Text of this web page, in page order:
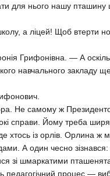
для нього нашу пташину
а ліцей! Щоб втерти
Грифонівна. — А
навчального закладу
Не самому ж
справи. Йому треба
із орлів. Орлина ж
А один чесно зізнався:
зі шмаркатими
педагогічний процес —